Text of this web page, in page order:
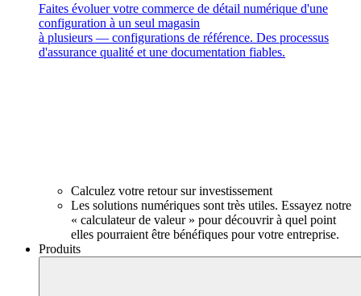
Faites évoluer votre commerce de détail numérique d'une
configuration à un seul magasin
à plusieurs — configurations de référence. Des processus
d'assurance qualité et une documentation fiables.
Calculez votre retour sur investissement
Les solutions numériques sont très utiles. Essayez notre
« calculateur de valeur » pour découvrir à quel point
elles pourraient être bénéfiques pour votre entreprise.
Produits